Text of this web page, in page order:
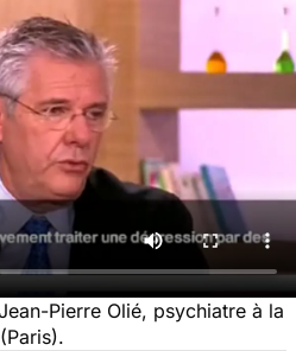
Pierre Olié, psychiatre à la